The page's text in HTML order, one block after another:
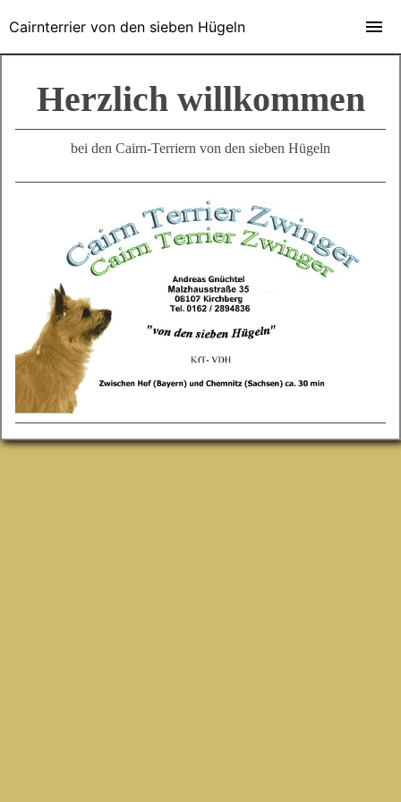
Herzlich willkommen
bei den Cairn-Terriern von den sieben Hügeln
Cairnterrier von den sieben Hügeln